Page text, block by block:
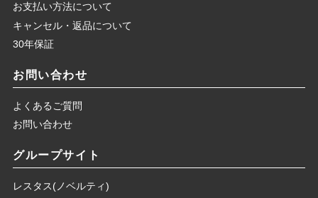
お支払い方法について
キャンセル・返品について
30年保証
お問い合わせ
よくあるご質問
お問い合わせ
グループサイト
レスタス(ノベルティ)